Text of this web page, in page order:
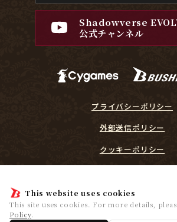
This website uses cookies
This site uses cookies. For more details,
Policy.
Shadowverse
公式チャンネル
プライバシーポリシー
外部送信ポリシー
クッキーポリシー
プレイヤーリスペクト宣言